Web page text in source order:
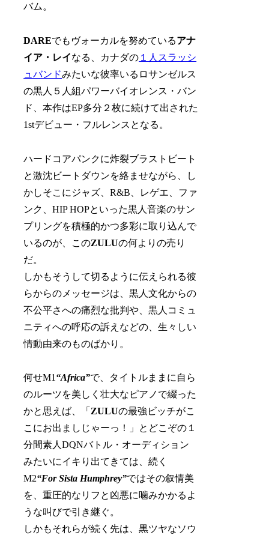
バム。
DAREでもヴォーカルを努めているアナ
イア・レイなる、カナダの １人スラッシ
ュバンドみたいな彼率いるロサンゼルス
の黒人５人組パワーバイオレンス・バン
ド、本作はEP多分２枚に続けて出された
1stデビュー・フルレンスとなる。
ハードコアパンクに炸裂ブラストビート
と激沈ビートダウンを絡ませながら、し
かしそこにジャズ、R&B、レゲエ、ファ
ンク、HIP HOPといった黒人音楽のサン
プリングを積極的かつ多彩に取り込んで
いるのが、このZULUの何よりの売り
だ。
しかもそうして切るように伝えられる彼
らからのメッセージは、黒人文化からの
不公平さへの痛烈な批判や、黒人コミュ
ニティへの呼応の訴えなどの、生々しい
情動由来のものばかり。
何せM1 “Africa”で、タイトルままに自ら
のルーツを美しく壮大なピアノで綴った
かと思えば、「 ZULUの最強ビッチがこ
こにお出ましじゃーっ！」とどこぞの１
分間素人DQNバトル・オーディション
みたいにイキり出てきては、続く
M2“For Sista Humphrey”ではその叙情美
を、重圧的なリフと凶悪に噛みかかるよ
うな叫びで引き継ぐ。
しかもそれらが続く先は、黒ツヤなソウ